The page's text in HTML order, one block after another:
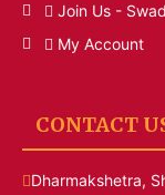
Join Us -
My Account
CONTACT
Dharmakshetra,